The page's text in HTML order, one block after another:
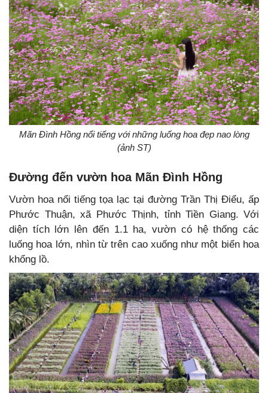
Mãn Đình Hồng nổi tiếng với những luống hoa đẹp nao lòng
(ảnh ST)
Đường đến vườn hoa Mãn Đình Hồng
Vườn hoa nổi tiếng tọa lạc tại đường Trần Thị Điểu, ấp
Phước Thuận, xã Phước Thịnh, tỉnh Tiền Giang. Với
diện tích lớn lên đến 1.1 ha, vườn có hệ thống các
luống hoa lớn, nhìn từ trên cao xuống như một biển hoa
khổng lồ.